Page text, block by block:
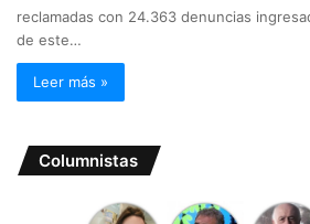
reclamadas con 24.363 denuncias
de este…
Leer más »
Columnistas